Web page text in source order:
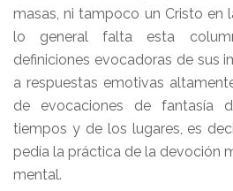
masas, ni tampoco un Cristo en
lo general falta esta
definiciones evocadoras de sus
a respuestas emotivas
de evocaciones de fantasía
tiempos y de los lugares, es
pedía la práctica de la devoción
mental.